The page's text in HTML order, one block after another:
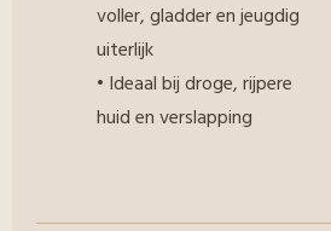
voller, gladder en jeugdig
uiterlijk
• Ideaal bij droge, rijpere
huid en verslapping